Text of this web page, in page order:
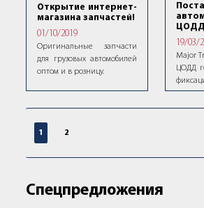
Открытие интернет-
магазина запчастей!
01/10/2019
Оригинальные запчасти
для грузовых автомобилей
оптом и в розницу.
ЦОДД
19/03/
Major
ЦОДД
1 2
Спецпредложения